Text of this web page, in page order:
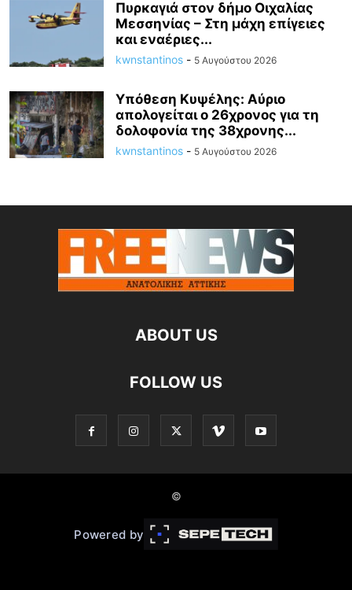
Πυρκαγιά στον δήμο Οιχαλίας
Μεσσηνίας – Στη μάχη επίγειες
και εναέριες...
kwnstantinos - 5 Αυγούστου 2026
Υπόθεση Κυψέλης: Αύριο
απολογείται ο 26χρονος για τη
δολοφονία της 38χρονης...
kwnstantinos - 5 Αυγούστου 2026
ABOUT US
FOLLOW US
©
Powered by